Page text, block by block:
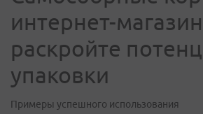
интернет-
раскройте
упаковки
Примеры успешного использования